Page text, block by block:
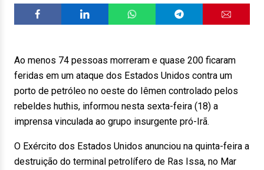
Ao menos 74 pessoas morreram e quase 200 ficaram
feridas em um ataque dos Estados Unidos contra um
porto de petróleo no oeste do Iêmen controlado pelos
rebeldes huthis, informou nesta sexta-feira (18) a
imprensa vinculada ao grupo insurgente pró-Irã.
O Exército dos Estados Unidos anunciou na quinta-feira a
destruição do terminal petrolífero de Ras Issa, no Mar